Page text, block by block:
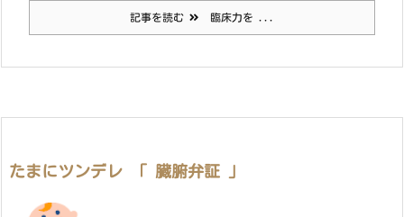
記事を読む 臨床力を ...
たまにツンデレ 「 臓腑弁証 」